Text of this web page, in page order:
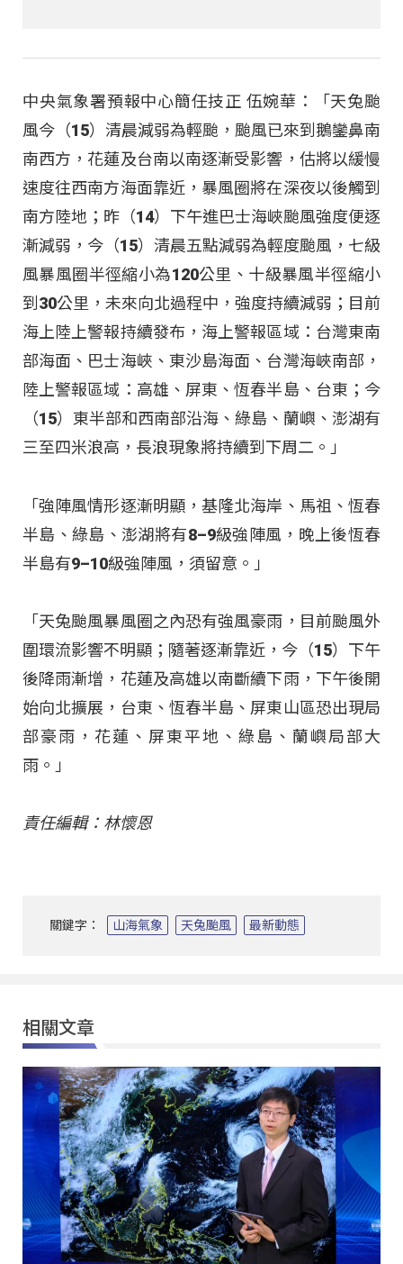
中央氣象署預報中心簡任技正 伍婉華：「天兔颱
風今（15）清晨減弱為輕颱，颱風已來到鵝鑾鼻南
南西方，花蓮及台南以南逐漸受影響，估將以緩慢
速度往西南方海面靠近，暴風圈將在深夜以後觸到
南方陸地；昨（14）下午進巴士海峽颱風強度便逐
漸減弱，今（15）清晨五點減弱為輕度颱風，七級
風暴風圈半徑縮小為120公里、十級暴風半徑縮小
到30公里，未來向北過程中，強度持續減弱；目前
海上陸上警報持續發布，海上警報區域：台灣東南
部海面、巴士海峽、東沙島海面、台灣海峽南部，
陸上警報區域：高雄、屏東、恆春半島、台東；今
（15）東半部和西南部沿海、綠島、蘭嶼、澎湖有
三至四米浪高，長浪現象將持續到下周二。」
「強陣風情形逐漸明顯，基隆北海岸、馬祖、恆春
半島、綠島、澎湖將有8–9級強陣風，晚上後恆春
半島有9–10級強陣風，須留意。」
「天兔颱風暴風圈之內恐有強風豪雨，目前颱風外
圍環流影響不明顯；隨著逐漸靠近，今（15）下午
後降雨漸增，花蓮及高雄以南斷續下雨，下午後開
始向北擴展，台東、恆春半島、屏東山區恐出現局
部豪雨，花蓮、屏東平地、綠島、蘭嶼局部大
雨。」
責任編輯：林懷恩
關鍵字： 山海氣象 天兔颱風 最新動態
相關文章